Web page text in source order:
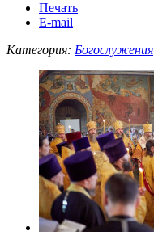
Печать
E-mail
Категория: Богослужения